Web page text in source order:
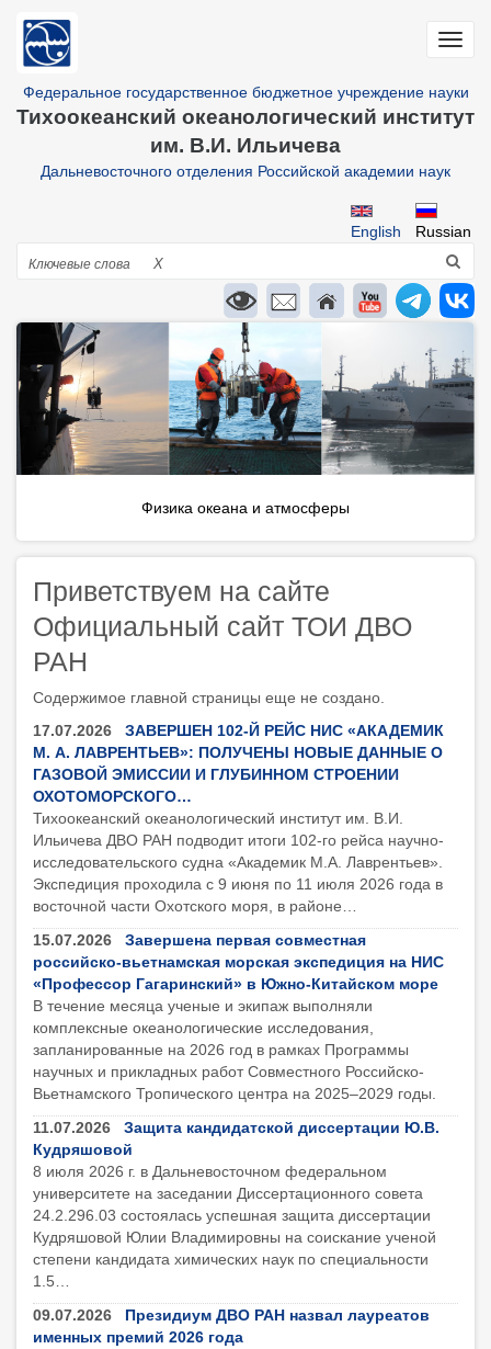
основному
Федеральное государственное бюджетное учреждение науки
Тихоокеанский океанологический институт
им. В.И. Ильичева
Дальневосточного отделения Российской академии наук
Russian
English
Поиск
X
Физика океана и атмосферы
Приветствуем на сайте
Официальный сайт ТОИ ДВО
РАН
Содержимое главной страницы еще не создано.
17.07.2026
ЗАВЕРШЕН 102-Й РЕЙС НИС «АКАДЕМИК
М. А. ЛАВРЕНТЬЕВ»: ПОЛУЧЕНЫ НОВЫЕ ДАННЫЕ О
ГАЗОВОЙ ЭМИССИИ И ГЛУБИННОМ СТРОЕНИИ
ОХОТОМОРСКОГО…
Тихоокеанский океанологический институт им. В.И.
Ильичева ДВО РАН подводит итоги 102-го рейса научно-
исследовательского судна «Академик М.А. Лаврентьев».
Экспедиция проходила с 9 июня по 11 июля 2026 года в
восточной части Охотского моря, в районе…
15.07.2026
Завершена первая совместная
российско-вьетнамская морская экспедиция на НИС
«Профессор Гагаринский» в Южно-Китайском море
В течение месяца ученые и экипаж выполняли
комплексные океанологические исследования,
запланированные на 2026 год в рамках Программы
научных и прикладных работ Совместного Российско-
Вьетнамского Тропического центра на 2025–2029 годы.
11.07.2026
Защита кандидатской диссертации Ю.В.
Кудряшовой
8 июля 2026 г. в Дальневосточном федеральном
университете на заседании Диссертационного совета
24.2.296.03 состоялась успешная защита диссертации
Кудряшовой Юлии Владимировны на соискание ученой
степени кандидата химических наук по специальности
1.5…
09.07.2026
Президиум ДВО РАН назвал лауреатов
именных премий 2026 года